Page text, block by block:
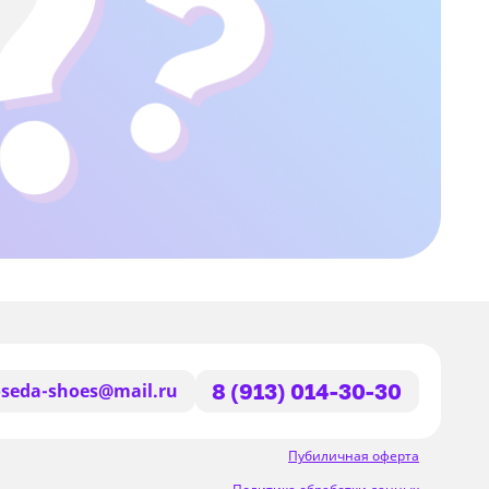
shoes@mail.ru 8 (913) 014-30-30
Пубиличная оферта